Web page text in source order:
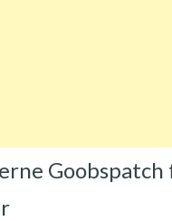
Goobspatch